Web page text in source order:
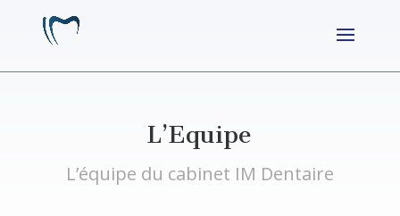
L’Equipe
L’équipe du cabinet IM Dentaire